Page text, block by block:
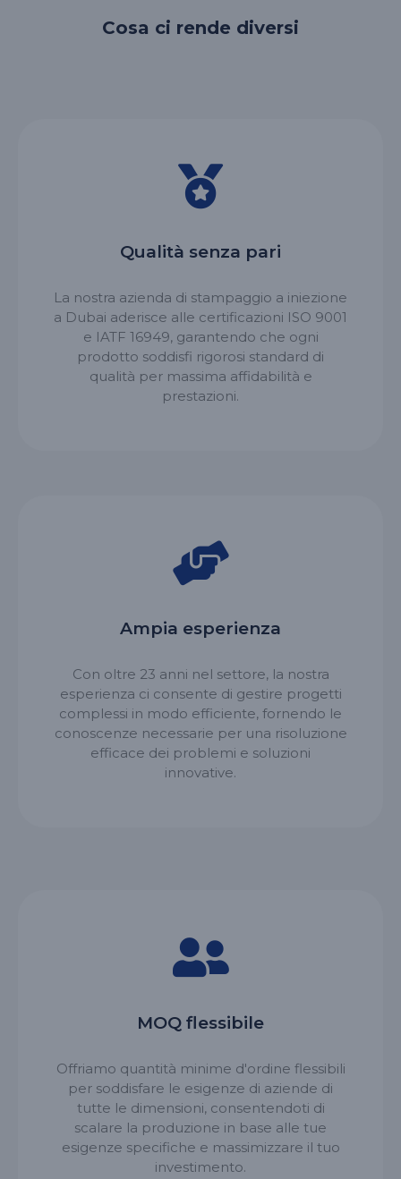
Cosa ci rende diversi
Qualità senza pari
La nostra azienda di stampaggio a iniezione
a Dubai aderisce alle certificazioni ISO 9001
e IATF 16949, garantendo che ogni
prodotto soddisfi rigorosi standard di
qualità per massima affidabilità e
prestazioni.
Ampia esperienza
Con oltre 23 anni nel settore, la nostra
esperienza ci consente di gestire progetti
complessi in modo efficiente, fornendo le
conoscenze necessarie per una risoluzione
efficace dei problemi e soluzioni
innovative.
MOQ flessibile
Offriamo quantità minime d'ordine flessibili
per soddisfare le esigenze di aziende di
tutte le dimensioni, consentendoti di
scalare la produzione in base alle tue
esigenze specifiche e massimizzare il tuo
investimento.